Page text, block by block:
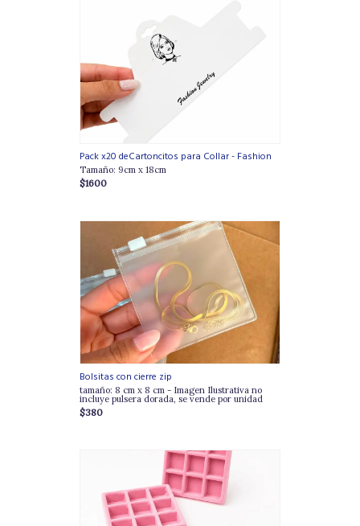
Pack x20 deCartoncitos para Collar - Fashion
Tamaño: 9cm x 18cm
$1600
Bolsitas con cierre zip
tamaño: 8 cm x 8 cm - Imagen Ilustrativa no
incluye pulsera dorada, se vende por unidad
$380